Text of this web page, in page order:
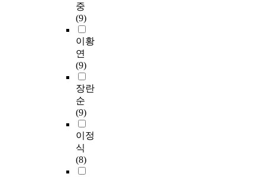
중
(9)
이황
연
(9)
장란
순
(9)
이정
식
(8)